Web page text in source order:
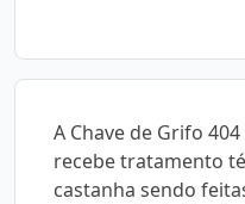
A Chave de Grifo
recebe tratamento
castanha sendo